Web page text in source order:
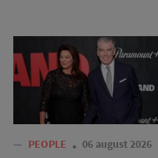
— PEOPLE 06 august 2026